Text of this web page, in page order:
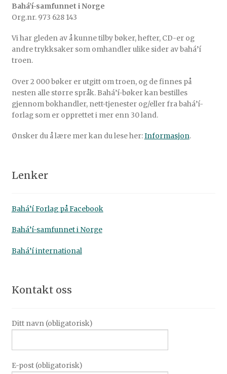
Bahá’í-samfunnet i Norge
Org.nr. 973 628 143
Vi har gleden av å kunne tilby bøker, hefter, CD-er og
andre trykksaker som omhandler ulike sider av bahá’í
troen.
Over 2 000 bøker er utgitt om troen, og de finnes på
nesten alle større språk. Bahá’í-bøker kan bestilles
gjennom bokhandler, nett-tjenester og/eller fra bahá’í-
forlag som er opprettet i mer enn 30 land.
Ønsker du å lære mer kan du lese her:Informasjon.
Lenker
Bahá’í Forlag på Facebook
Bahá’í-samfunnet i Norge
Bahá’í international
Kontakt oss
Ditt navn (obligatorisk)
E-post (obligatorisk)